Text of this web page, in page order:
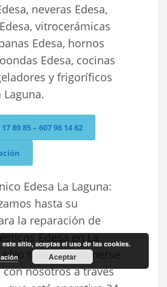
neveras Edesa,
vitrocerámicas
Edesa, hornos
Edesa, cocinas
y frigoríficos
Laguna.
89 85 – 607 96 14 62
Edesa La Laguna:
hasta su
la reparación de
Edesa en La
sólo tiene que ponerse
nosotros a través
sitio, aceptas el uso de las cookies.
Aceptar